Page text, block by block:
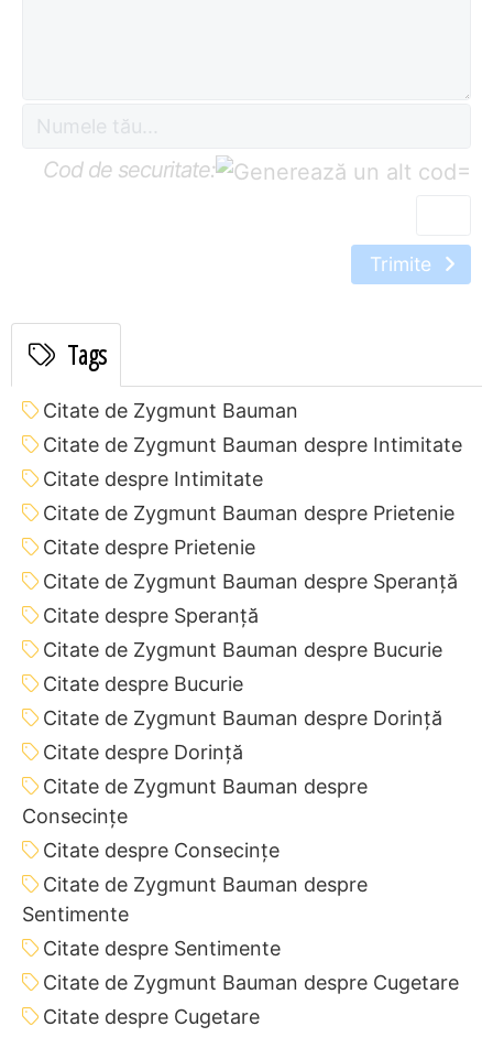
Cod de securitate: =
Trimite
Tags
Citate de Zygmunt Bauman
Citate de Zygmunt Bauman despre Intimitate
Citate despre Intimitate
Citate de Zygmunt Bauman despre Prietenie
Citate despre Prietenie
Citate de Zygmunt Bauman despre Speranță
Citate despre Speranță
Citate de Zygmunt Bauman despre Bucurie
Citate despre Bucurie
Citate de Zygmunt Bauman despre Dorință
Citate despre Dorință
Citate de Zygmunt Bauman despre
Consecințe
Citate despre Consecințe
Citate de Zygmunt Bauman despre
Sentimente
Citate despre Sentimente
Citate de Zygmunt Bauman despre Cugetare
Citate despre Cugetare